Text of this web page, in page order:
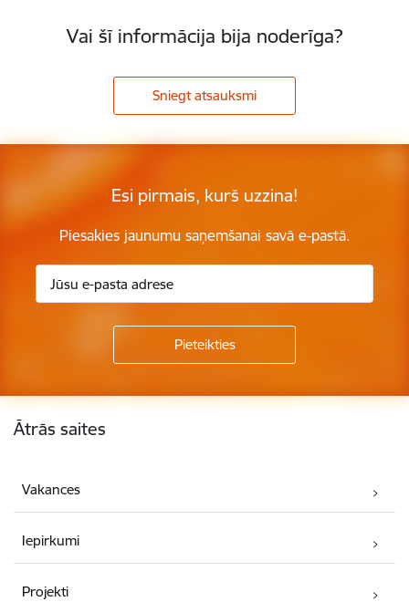
Vai šī informācija bija noderīga?
Sniegt atsauksmi
Esi pirmais, kurš uzzina!
Piesakies jaunumu saņemšanai savā e-pastā.
Kājene
Ātrās saites
Vakances
Iepirkumi
Projekti